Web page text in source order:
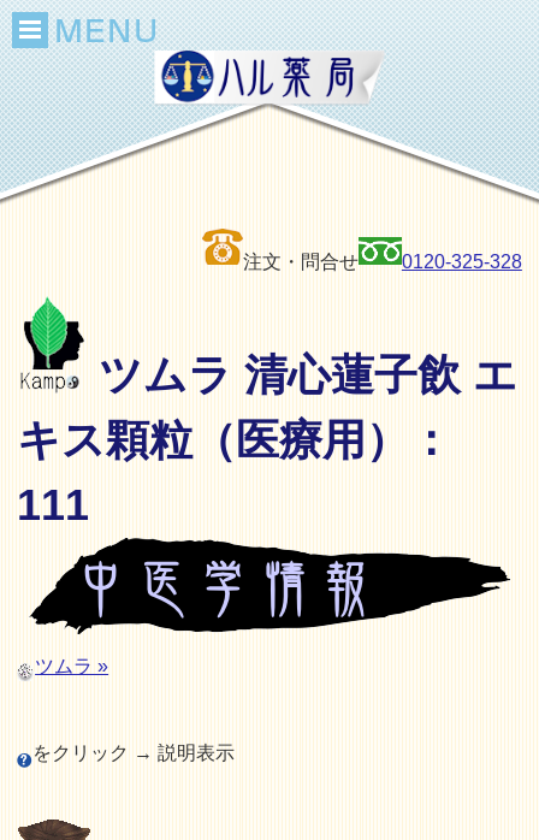
注文・問合せ 0120-325-328
ツムラ 清心蓮子飲 エ
キス顆粒（医療用）：
111
ツムラ »
をクリック → 説明表示